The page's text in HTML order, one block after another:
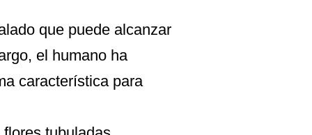
que puede alcanzar
el humano ha
característica para